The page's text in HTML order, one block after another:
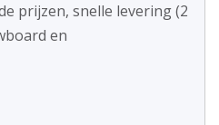
prijzen, snelle levering (2
en